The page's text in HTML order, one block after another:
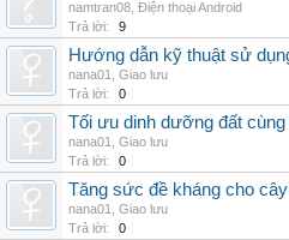
namtran08 Điện thoại Android
Trả lời:
9
Hướng dẫn kỹ thuật sử
nana01
Giao lưu
Trả lời:
0
Tối ưu dinh dưỡng đất
nana01
Giao lưu
Trả lời:
0
Tăng sức đề kháng cho
nana01
Giao lưu
Trả lời:
0